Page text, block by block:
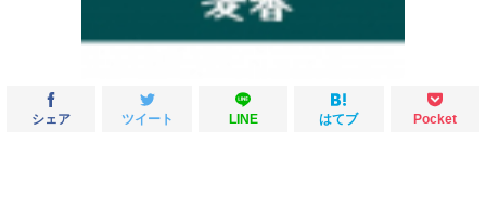
シェア ツイート LINE はてブ Pocket